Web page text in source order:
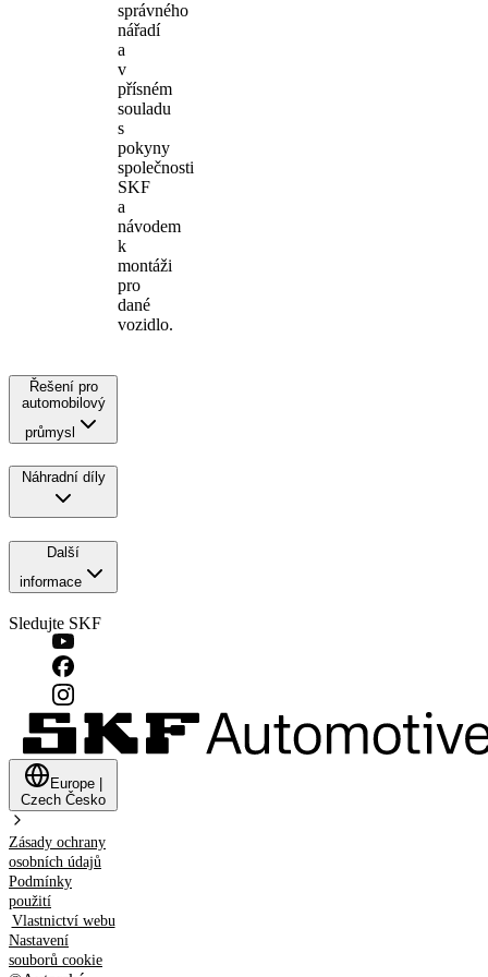
správného
nářadí
a
v
přísném
souladu
s
pokyny
společnosti
SKF
a
návodem
k
montáži
pro
dané
vozidlo.
Řešení pro
automobilový
průmysl
Náhradní díly
Další
informace
Sledujte SKF
Europe
Czech Česko
Zásady ochrany
osobních údajů
Podmínky
použití
Vlastnictví webu
Nastavení
souborů cookie